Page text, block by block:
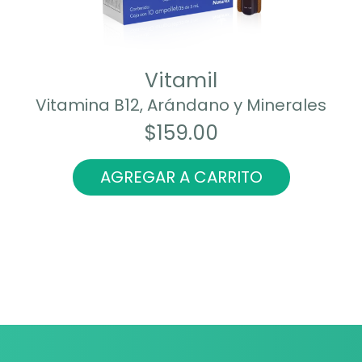
Vitamil
Vitamina B12, Arándano y Minerales
$159.00
AGREGAR A CARRITO